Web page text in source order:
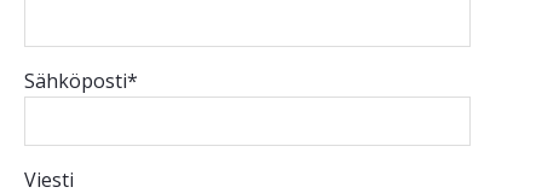
Sähköposti*
Viesti